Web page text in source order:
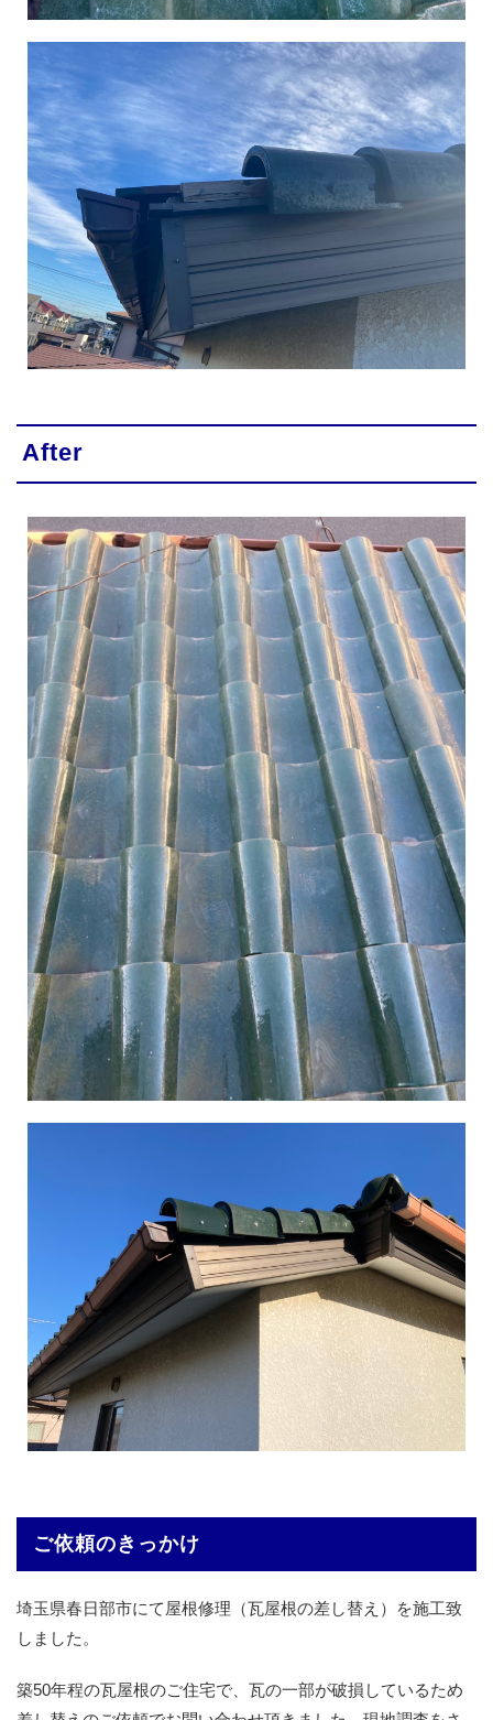
After
ご依頼のきっかけ
埼玉県春日部市にて屋根修理（瓦屋根の差し替え）を施工致
しました。
築50年程の瓦屋根のご住宅で、瓦の一部が破損しているため